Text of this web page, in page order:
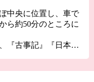
中央に位置し、車で
ら約50分のところに
『古事記』『日本書